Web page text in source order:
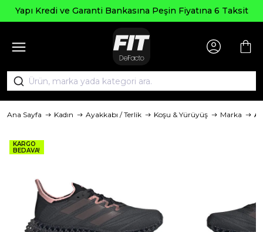
Yapı Kredi ve Garanti Bankasına Peşin Fiyatına 6 Taksit
Ana Sayfa Kadın Ayakkabı / Terlik Koşu & Yürüyüş Marka
KARGO
BEDAVA!